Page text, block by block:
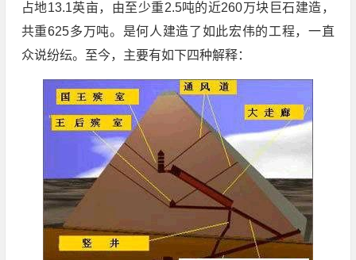
占地13.1英亩，由至少重2.5吨的近260万块巨石建造，
共重625多万吨。是何人建造了如此宏伟的工程，一直
众说纷纭。至今，主要有如下四种解释：